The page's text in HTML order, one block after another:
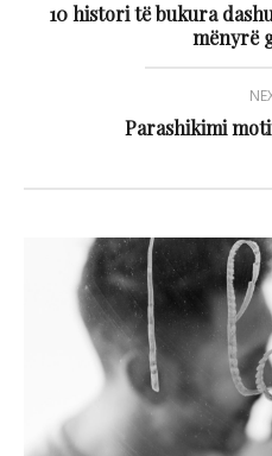
10 histori të bukura
mënyrë
Parashikimi